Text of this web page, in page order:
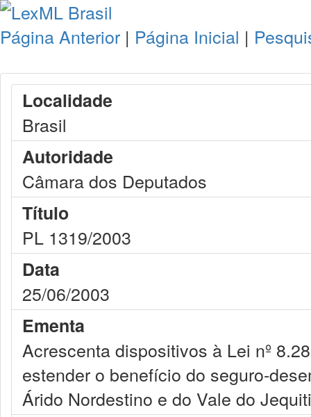
Página Anterior | Página Inicial |
Localidade
Brasil
Autoridade
Câmara dos Deputados
Título
PL 1319/2003
Data
25/06/2003
Ementa
Acrescenta dispositivos à Lei nº
estender o benefício do seguro-
Árido Nordestino e do Vale do